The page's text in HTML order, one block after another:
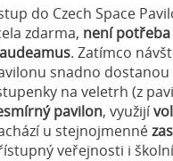
do Czech Space
zdarma, není
. Zatímco
snadno
na veletrh (z
pavilon, využijí
u stejnojmenné
veřejnosti i